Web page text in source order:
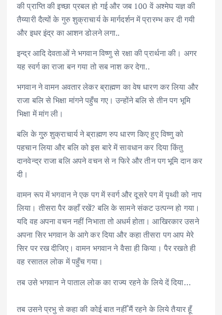
की प्राप्ति की इच्छा प्रबल हो गई और जब 100 वें अश्मेघ यज्ञ की
तैय्यारी दैत्यों के गुरु शुक्राचार्य के मार्गदर्शन में प्रारम्भ कर दी गयी
और इधर इंद्र का आशन डोलने लगा..
इन्द्र आदि देवताओं ने भगवान विष्णु से रक्षा की प्रार्थना की। अगर
यह स्वर्ग का राजा बन गया तो सब नाश कर देगा..
भगवान ने वामन अवतार लेकर ब्राह्मण का वेष धारण कर लिया और
राजा बलि से भिक्षा मांगने पहुँच गए। उन्होंने बलि से तीन पग भूमि
भिक्षा में मांग ली।
बलि के गु्रु शुक्राचार्य ने ब्राह्मण रुप धारण किए हुए विष्णु को
पहचान लिया और बलि को इस बारे में सावधान कर दिया किंतु
दानवेन्द्र राजा बलि अपने वचन से न फिरे और तीन पग भूमि दान कर
दी।
वामन रूप में भगवान ने एक पग में स्वर्ग और दूसरे पग में पृथ्वी को नाप
लिया। तीसरा पैर कहाँ रखें? बलि के सामने संकट उत्पन्न हो गया।
यदि वह अपना वचन नहीं निभाता तो अधर्म होता। आखिरकार उसने
अपना सिर भगवान के आगे कर दिया और कहा तीसरा पग आप मेरे
सिर पर रख दीजिए। वामन भगवान ने वैसा ही किया। पैर रखते ही
वह रसातल लोक में पहुँच गया।
तब उसे भगवान ने पाताल लोक का राज्य रहने के लिये दें दिया…
तब उसने प्रभु से कहा की कोई बात नहीँ मैं रहने के लिये तैयार हूँ